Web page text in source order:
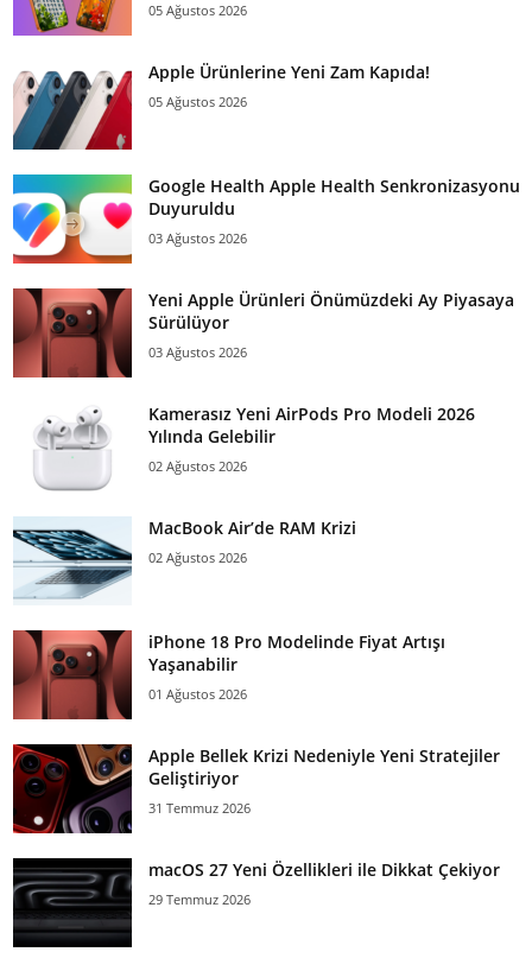
05 Ağustos 2026
Apple Ürünlerine Yeni Zam Kapıda!
05 Ağustos 2026
Google Health Apple Health Senkronizasyonu
Duyuruldu
03 Ağustos 2026
Yeni Apple Ürünleri Önümüzdeki Ay Piyasaya
Sürülüyor
03 Ağustos 2026
Kamerasız Yeni AirPods Pro Modeli 2026
Yılında Gelebilir
02 Ağustos 2026
MacBook Air’de RAM Krizi
02 Ağustos 2026
iPhone 18 Pro Modelinde Fiyat Artışı
Yaşanabilir
01 Ağustos 2026
Apple Bellek Krizi Nedeniyle Yeni Stratejiler
Geliştiriyor
31 Temmuz 2026
macOS 27 Yeni Özellikleri ile Dikkat Çekiyor
29 Temmuz 2026